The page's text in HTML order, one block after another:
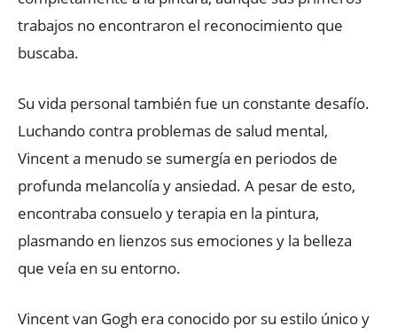
trabajos no encontraron el reconocimiento que
buscaba.
Su vida personal también fue un constante desafío.
Luchando contra problemas de salud mental,
Vincent a menudo se sumergía en periodos de
profunda melancolía y ansiedad. A pesar de esto,
encontraba consuelo y terapia en la pintura,
plasmando en lienzos sus emociones y la belleza
que veía en su entorno.
Vincent van Gogh era conocido por su estilo único y